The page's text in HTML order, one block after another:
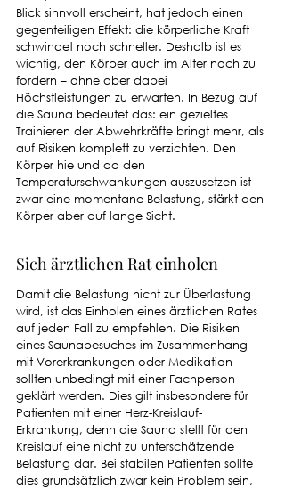
Blick sinnvoll erscheint, hat jedoch einen
gegenteiligen Effekt: die körperliche Kraft
schwindet noch schneller. Deshalb ist es
wichtig, den Körper auch im Alter noch zu
fordern – ohne aber dabei
Höchstleistungen zu erwarten. In Bezug auf
die Sauna bedeutet das: ein gezieltes
Trainieren der Abwehrkräfte bringt mehr, als
auf Risiken komplett zu verzichten. Den
Körper hie und da den
Temperaturschwankungen auszusetzen ist
zwar eine momentane Belastung, stärkt den
Körper aber auf lange Sicht.
Sich ärztlichen Rat einholen
Damit die Belastung nicht zur Überlastung
wird, ist das Einholen eines ärztlichen Rates
auf jeden Fall zu empfehlen. Die Risiken
eines Saunabesuches im Zusammenhang
mit Vorerkrankungen oder Medikation
sollten unbedingt mit einer Fachperson
geklärt werden. Dies gilt insbesondere für
Patienten mit einer Herz-Kreislauf-
Erkrankung, denn die Sauna stellt für den
Kreislauf eine nicht zu unterschätzende
Belastung dar. Bei stabilen Patienten sollte
dies grundsätzlich zwar kein Problem sein,